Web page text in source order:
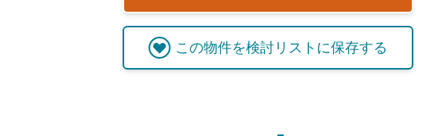
この物件を検討リストに保存する